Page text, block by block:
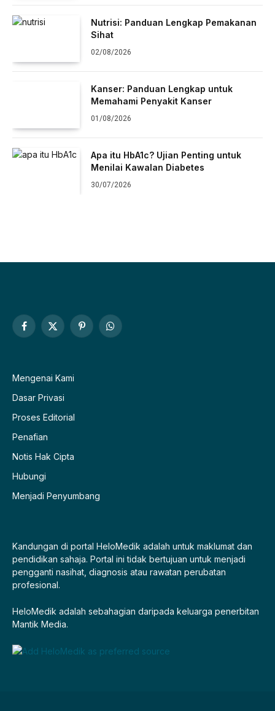
Nutrisi: Panduan Lengkap Pemakanan
Sihat
02/08/2026
Kanser: Panduan Lengkap untuk
Memahami Penyakit Kanser
01/08/2026
Apa itu HbA1c? Ujian Penting untuk
Menilai Kawalan Diabetes
30/07/2026
Facebook
X
PinterestWhatsApp
Mengenai Kami
Dasar Privasi
Proses Editorial
Penafian
Notis Hak Cipta
Hubungi
Menjadi Penyumbang
Kandungan di portal HeloMedik adalah untuk maklumat dan
pendidikan sahaja. Portal ini tidak bertujuan untuk menjadi
pengganti nasihat, diagnosis atau rawatan perubatan
profesional.
HeloMedik adalah sebahagian daripada keluarga penerbitan
Mantik Media.